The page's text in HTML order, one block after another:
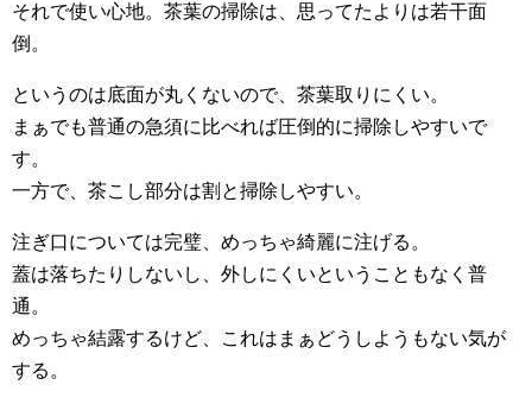
それで使い心地。茶葉の掃除は、思ってたよりは若干面
倒。
というのは底面が丸くないので、茶葉取りにくい。
まぁでも普通の急須に比べれば圧倒的に掃除しやすいで
す。
一方で、茶こし部分は割と掃除しやすい。
注ぎ口については完璧、めっちゃ綺麗に注げる。
蓋は落ちたりしないし、外しにくいということもなく普
通。
めっちゃ結露するけど、これはまぁどうしようもない気が
する。